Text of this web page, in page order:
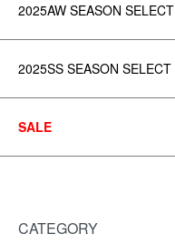
2025AW SEASON SELECT
2025SS SEASON SELECT
SALE
CATEGORY